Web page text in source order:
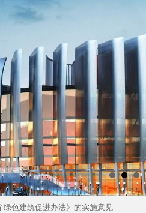
绿色建筑促进办法》的实施意见